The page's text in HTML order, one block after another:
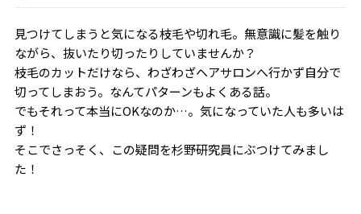
見つけてしまうと気になる枝毛や切れ毛。無意識に髪を触り
ながら、抜いたり切ったりしていませんか？
枝毛のカットだけなら、わざわざヘアサロンへ行かず自分で
切ってしまおう。なんてパターンもよくある話。
でもそれって本当にOKなのか…。気になっていた人も多いは
ず！
そこでさっそく、この疑問を杉野研究員にぶつけてみまし
た！